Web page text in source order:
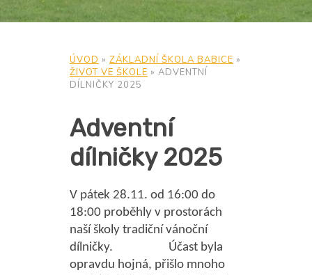
ÚVOD » ZÁKLADNÍ ŠKOLA BABICE »
ŽIVOT VE ŠKOLE » ADVENTNÍ
DÍLNIČKY 2025
Adventní
dílničky 2025
V pátek 28.11. od 16:00 do
18:00 proběhly v prostorách
naší školy tradiční vánoční
dílničky. Účast byla
opravdu hojná, přišlo mnoho